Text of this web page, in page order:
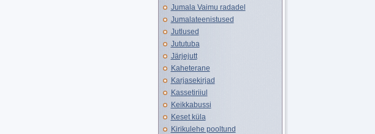
Jumala Vaimu radadel
Jumalateenistused
Jutlused
Jututuba
Järjejutt
Kaheterane
Karjasekirjad
Kassetiriiul
Keikkabussi
Keset küla
Kirikulehe pooltund